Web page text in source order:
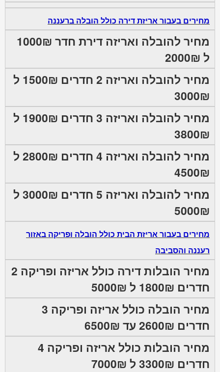
מחירים בעבור אריזת דירה כולל הובלה ברעננה
מחיר להובלה ואריזה דירת חדר 1000₪
ל 2000₪
מחיר להובלה ואריזה 2 חדרים 1500₪ ל
3000₪
מחיר להובלה ואריזה 3 חדרים 1900₪ ל
3800₪
מחיר להובלה ואריזה 4 חדרים 2800₪ ל
4500₪
מחיר להובלה ואריזה 5 חדרים 3000₪ ל
5000₪
מחירים בעבור אריזת הבית כולל הובלה ופריקה באזור
רעננה והסביבה
מחיר הובלות דירה כולל אריזה ופריקה 2
חדרים 1800₪ ל 5000₪
מחיר הובלה כולל אריזה ופריקה 3
חדרים 2600₪ עד 6500₪
מחיר הובלות כולל אריזה ופריקה 4
חדרים 3300₪ ל 7000₪